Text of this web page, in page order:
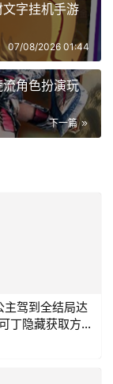
字挂机手游
07/08/2026 01:44
角色扮演玩
下一篇
主驾到全结局达
丁隐藏获取方法